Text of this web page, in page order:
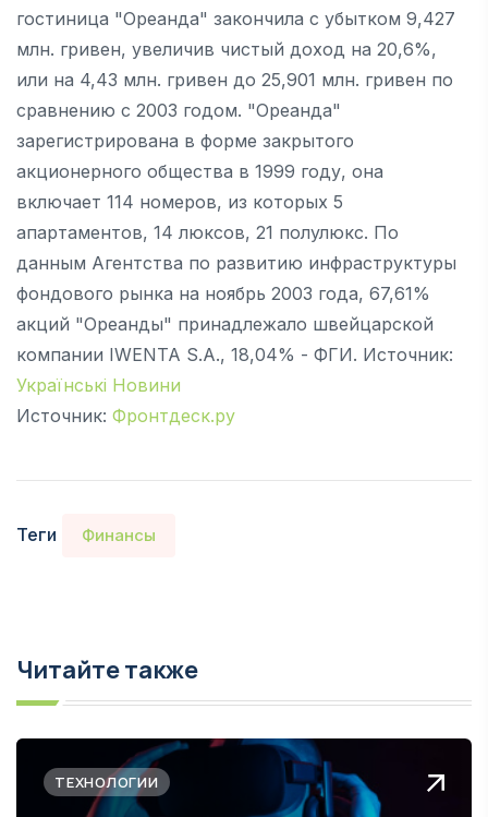
гостиница "Ореанда" закончила с убытком 9,427
млн. гривен, увеличив чистый доход на 20,6%,
или на 4,43 млн. гривен до 25,901 млн. гривен по
сравнению с 2003 годом. "Ореанда"
зарегистрирована в форме закрытого
акционерного общества в 1999 году, она
включает 114 номеров, из которых 5
апартаментов, 14 люксов, 21 полулюкс. По
данным Агентства по развитию инфраструктуры
фондового рынка на ноябрь 2003 года, 67,61%
акций "Ореанды" принадлежало швейцарской
компании IWENTA S.A., 18,04% - ФГИ. Источник:
Українські Новини
Источник: Фронтдеск.ру
Теги Финансы
Читайте также
ТЕХНОЛОГИИ